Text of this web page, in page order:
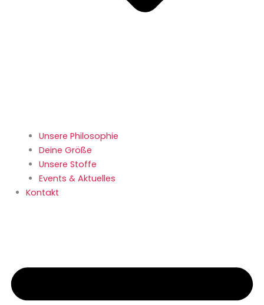
Unsere Philosophie
Deine Größe
Unsere Stoffe
Events & Aktuelles
Kontakt